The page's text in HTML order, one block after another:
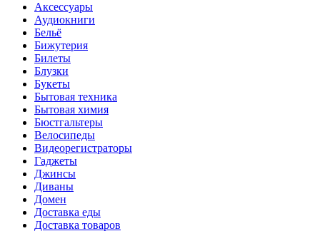
Аксессуары
Аудиокниги
Бельё
Бижутерия
Билеты
Блузки
Букеты
Бытовая техника
Бытовая химия
Бюстгальтеры
Велосипеды
Видеорегистраторы
Гаджеты
Джинсы
Диваны
Домен
Доставка еды
Доставка товаров